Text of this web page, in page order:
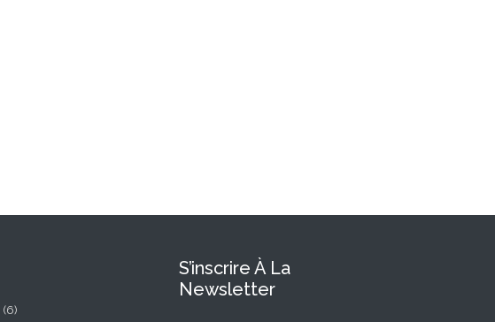
(6)
S’inscrire À La
Newsletter